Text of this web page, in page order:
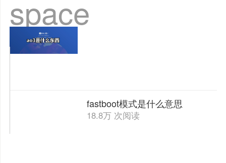
space
fastboot模式是什么意思
18.8万 次阅读